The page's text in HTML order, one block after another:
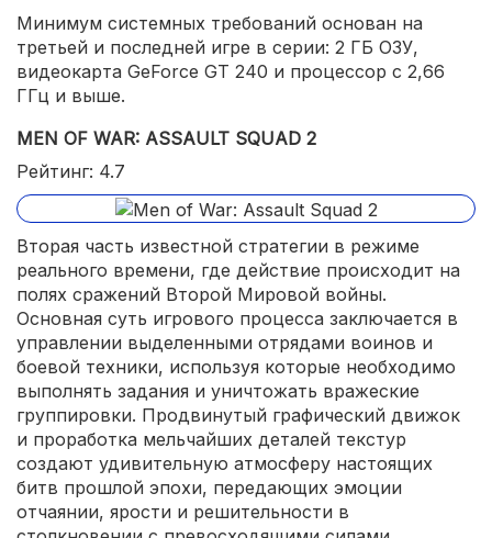
Минимум системных требований основан на
третьей и последней игре в серии: 2 ГБ ОЗУ,
видеокарта GeForce GT 240 и процессор с 2,66
ГГц и выше.
MEN OF WAR: ASSAULT SQUAD 2
Рейтинг: 4.7
Вторая часть известной стратегии в режиме
реального времени, где действие происходит на
полях сражений Второй Мировой войны.
Основная суть игрового процесса заключается в
управлении выделенными отрядами воинов и
боевой техники, используя которые необходимо
выполнять задания и уничтожать вражеские
группировки. Продвинутый графический движок
и проработка мельчайших деталей текстур
создают удивительную атмосферу настоящих
битв прошлой эпохи, передающих эмоции
отчаянии, ярости и решительности в